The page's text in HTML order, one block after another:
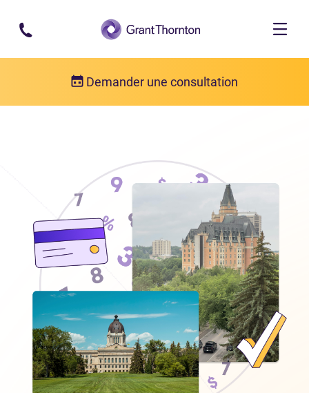
Passer au contenu principal
Demander une consultation